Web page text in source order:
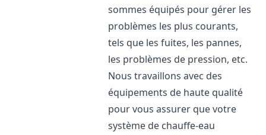
sommes équipés pour gérer les
problèmes les plus courants,
tels que les fuites, les pannes,
les problèmes de pression, etc.
Nous travaillons avec des
équipements de haute qualité
pour vous assurer que votre
système de chauffe-eau